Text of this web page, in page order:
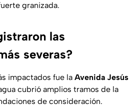
granizada.
las
severas?
impactados fue la Avenida Jesús
cubrió amplios tramos de la
de consideración.